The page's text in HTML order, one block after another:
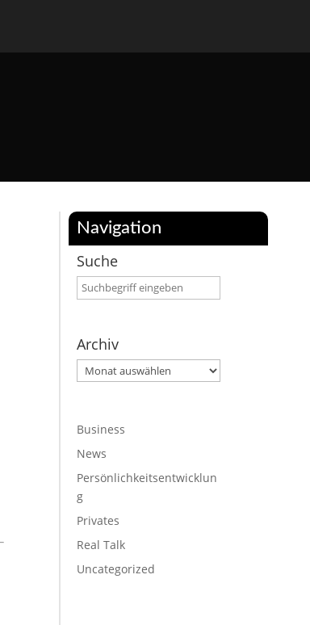
Navigation
Suche
Archiv
Archiv
Business
News
Persönlichkeitsentwicklun
g
Privates
Real Talk
Uncategorized